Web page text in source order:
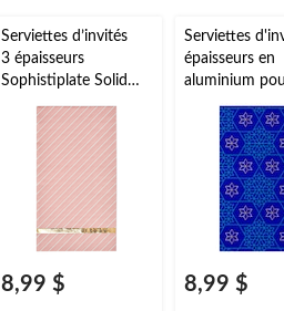
Serviettes d’invités
3 épaisseurs
Sophistiplate Solid
Pink, paq. 20
8,99 $
Serviettes
épaisseurs en
aluminium
Pâque juive,
8,99 $